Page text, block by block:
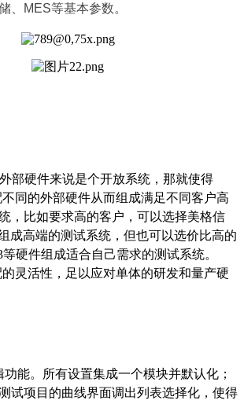
、MES等基本参数。
部硬件来说是个开放系统，那就使得
同的外部硬件从而组成满足不同客户高
，比如要求高的客户，可以选择美格信
成高端的测试系统，但也可以选价比高的
等硬件组成适合自己需求的测试系统。
灵活性，足以应对单体的研发和量产硬
能。所有设置集成一个模块并默认化；
试项目的曲线界面调出列表选择化，使得